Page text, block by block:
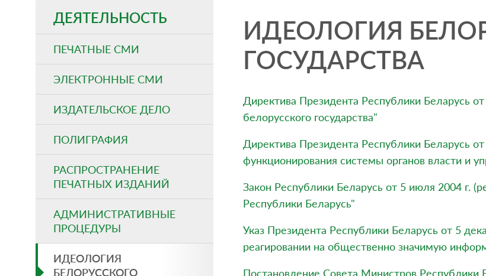
ДЕЯТЕЛЬНОСТЬ
ПЕЧАТНЫЕ СМИ
ЭЛЕКТРОННЫЕ СМИ
ИЗДАТЕЛЬСКОЕ ДЕЛО
ПОЛИГРАФИЯ
РАСПРОСТРАНЕНИЕ
ПЕЧАТНЫХ ИЗДАНИЙ
АДМИНИСТРАТИВНЫЕ
ПРОЦЕДУРЫ
ИДЕОЛОГИЯ
БЕЛОРУССКОГО
ИДЕОЛОГИЯ
ГОСУДАРСТВА
Директива Президента Республики Беларусь
белорусского государства"
Директива Президента Республики Беларусь
функционирования системы органов власти и
Закон Республики Беларусь от 5 июля 2004 г.
Республики Беларусь"
Указ Президента Республики Беларусь от 5
реагировании на общественно значимую
Постановление Совета Министров